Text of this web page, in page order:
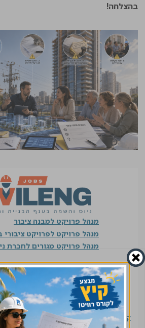
בהצלחה!
מנהל פרויקט למבנה ציבור
מנהל פרויקט לפרויקט ציבורי
מנהל פרויקט מגורים לחברת
קורס אימוץ התקינה האירופית בתחום הפלדה |